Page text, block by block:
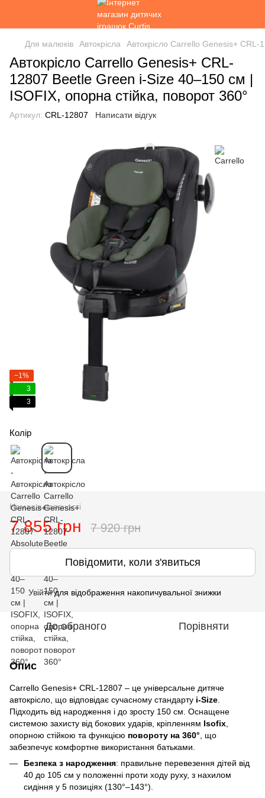
Для малюків Автокрісла Автокрісло Carrello Genesis+
Автокрісло Carrello Genesis+ CRL-
12807 Beetle Green i-Size 40–150 см |
ISOFIX, опорна стійка, поворот 360°
Артикул: CRL-12807 Написати відгук
−1%
3
3
Колір
Немає в наявності
7 855 грн 7 920 грн
Повідомити, коли з'явиться
% Увійтидля відображення накопичувальної знижки
До обраного Порівняти
Опис
Carrello Genesis+ CRL-12807 – це універсальне дитяче
автокрісло, що відповідає сучасному стандарту i-Size
Підходить від народження і до зросту 150 см. Оснащене
системою захисту від бокових ударів, кріпленням Isofix
опорною стійкою та функцією повороту на 360° , що
забезпечує комфортне використання батьками.
Безпека з народження: правильне перевезення дітей від
40 до 105 см у положенні проти ходу руху, з нахилом
сидіння у 5 позиціях (130°–143°).